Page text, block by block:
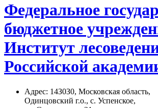
Федеральное
бюджетное
Институт
Российской
Адрес: 14З0З0, Московская область,
Одинцовский г.о., с. Успенское,